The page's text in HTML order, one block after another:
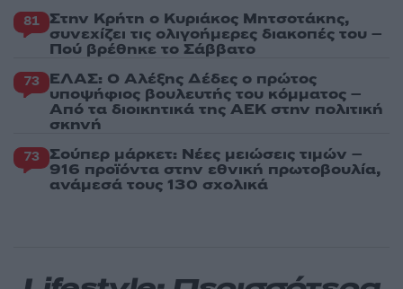
81 Στην Κρήτη ο Κυριάκος Μητσοτάκης,
συνεχίζει τις ολιγοήμερες διακοπές του –
Πού βρέθηκε το Σάββατο
73 ΕΛΑΣ: Ο Αλέξης Δέδες ο πρώτος
υποψήφιος βουλευτής του κόμματος –
Από τα διοικητικά της ΑΕΚ στην πολιτική
σκηνή
73 Σούπερ μάρκετ: Νέες μειώσεις τιμών –
916 προϊόντα στην εθνική πρωτοβουλία,
ανάμεσά τους 130 σχολικά